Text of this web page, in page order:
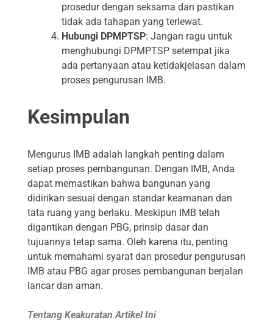
prosedur dengan seksama dan pastikan
tidak ada tahapan yang terlewat.
Hubungi DPMPTSP: Jangan ragu untuk
menghubungi DPMPTSP setempat jika
ada pertanyaan atau ketidakjelasan dalam
proses pengurusan IMB.
Kesimpulan
Mengurus IMB adalah langkah penting dalam
setiap proses pembangunan. Dengan IMB, Anda
dapat memastikan bahwa bangunan yang
didirikan sesuai dengan standar keamanan dan
tata ruang yang berlaku. Meskipun IMB telah
digantikan dengan PBG, prinsip dasar dan
tujuannya tetap sama. Oleh karena itu, penting
untuk memahami syarat dan prosedur pengurusan
IMB atau PBG agar proses pembangunan berjalan
lancar dan aman.
Tentang Keakuratan Artikel Ini